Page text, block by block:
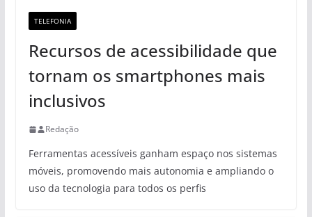
TELEFONIA
Recursos de acessibilidade que
tornam os smartphones mais
inclusivos
Redação
Ferramentas acessíveis ganham espaço nos sistemas
móveis, promovendo mais autonomia e ampliando o
uso da tecnologia para todos os perfis